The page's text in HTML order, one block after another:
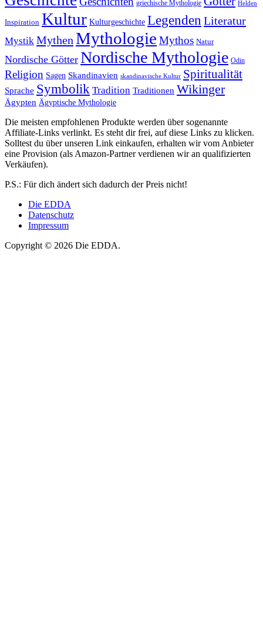
griechische Mythologie Helden
Inspiration Kultur Kulturgeschichte Legenden Literatur
Mystik MythenMythologie Mythos Natur
Nordische Götter Nordische Mythologie Odin
Religion Sagen Skandinavien skandinavische Kultur Spiritualität
Sprache Symbolik Tradition Traditionen Wikinger
Ägypten Ägyptische Mythologie
Die meisten empfohlenen Produkte werden über sogenannte
Affiliate-Links verlinkt. Es steht dir frei, auf diese Links zu klicken.
Solltest du über unseren Link einkaufen, erhalten wir vom Anbieter
eine Provision (als Amazon-Partner verdienen wir an qualifizierten
Verkäufen).
P.S.: Für dich ändert sich dadurch der Preis nicht!
Die EDDA
Datenschutz
Impressum
Copyright © 2026 Die EDDA.